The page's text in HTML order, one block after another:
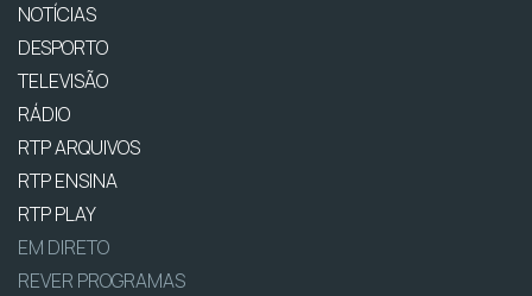
NOTÍCIAS
DESPORTO
TELEVISÃO
RÁDIO
RTP ARQUIVOS
RTP ENSINA
RTP PLAY
EM DIRETO
REVER PROGRAMAS